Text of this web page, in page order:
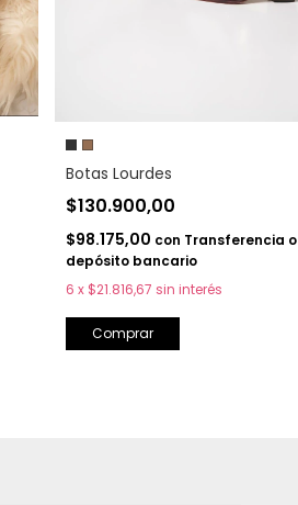
Botas Lourdes
$130.900,00
$98.175,00 con Transferencia o
depósito bancario
6 x $21.816,67 sin interés
Comprar